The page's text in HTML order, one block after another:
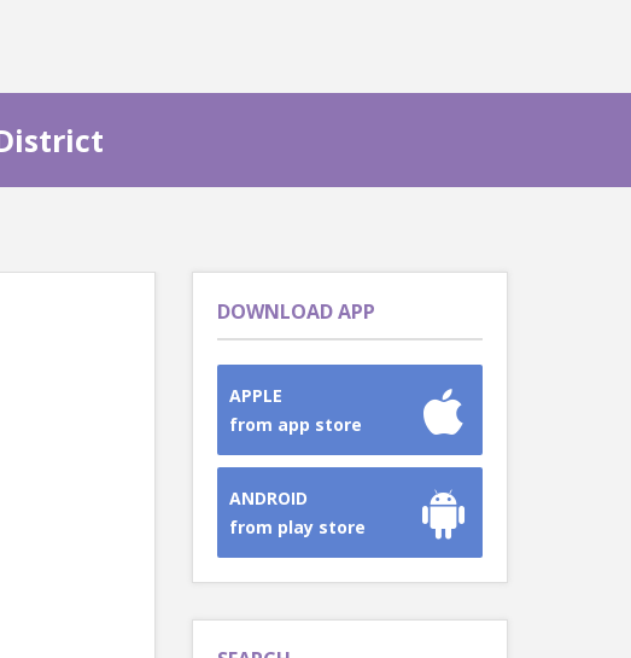
DOWNLOAD APP
APPLE
from app store
ANDROID
from play store